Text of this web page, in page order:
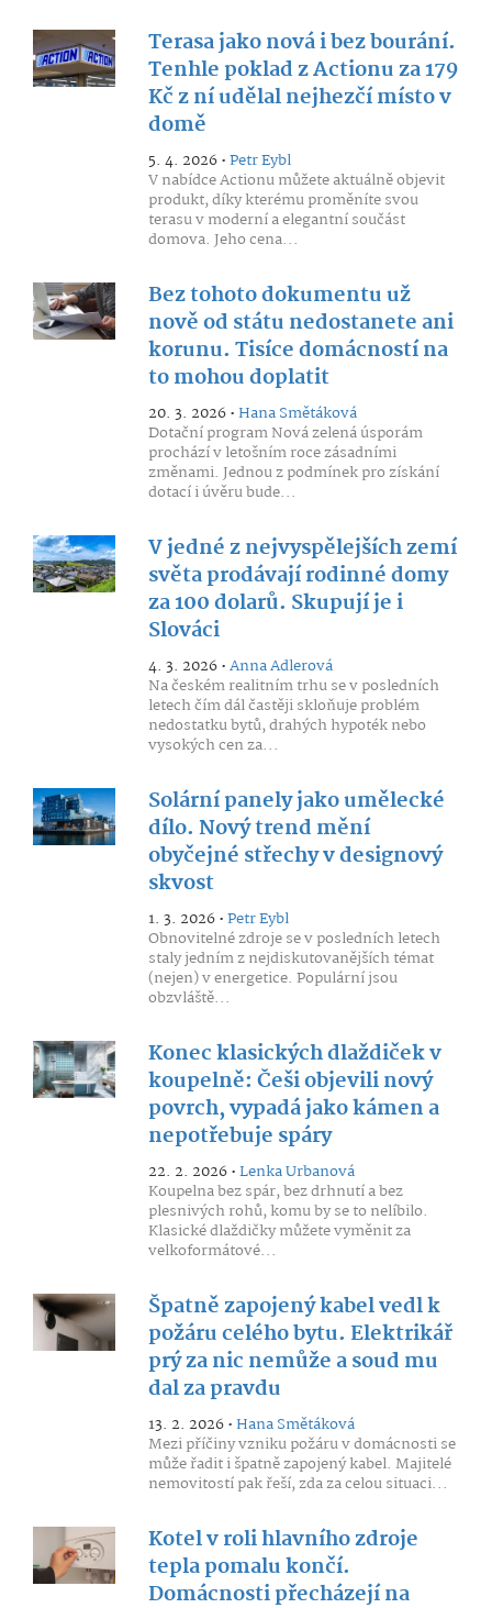
Terasa jako nová i bez bourání.
Tenhle poklad z Actionu za 179
Kč z ní udělal nejhezčí místo v
domě
5. 4. 2026 •Petr Eybl
V nabídce Actionu můžete aktuálně objevit
produkt, díky kterému proměníte svou
terasu v moderní a elegantní součást
domova. Jeho cena...
Bez tohoto dokumentu už
nově od státu nedostanete ani
korunu. Tisíce domácností na
to mohou doplatit
20. 3. 2026 •Hana Smětáková
Dotační program Nová zelená úsporám
prochází v letošním roce zásadními
změnami. Jednou z podmínek pro získání
dotací i úvěru bude...
V jedné z nejvyspělejších zemí
světa prodávají rodinné domy
za 100 dolarů. Skupují je i
Slováci
4. 3. 2026 •Anna Adlerová
Na českém realitním trhu se v posledních
letech čím dál častěji skloňuje problém
nedostatku bytů, drahých hypoték nebo
vysokých cen za...
Solární panely jako umělecké
dílo. Nový trend mění
obyčejné střechy v designový
skvost
1. 3. 2026 •Petr Eybl
Obnovitelné zdroje se v posledních letech
staly jedním z nejdiskutovanějších témat
(nejen) v energetice. Populární jsou
obzvláště...
Konec klasických dlaždiček v
koupelně: Češi objevili nový
povrch, vypadá jako kámen a
nepotřebuje spáry
22. 2. 2026 •Lenka Urbanová
Koupelna bez spár, bez drhnutí a bez
plesnivých rohů, komu by se to nelíbilo.
Klasické dlaždičky můžete vyměnit za
velkoformátové...
Špatně zapojený kabel vedl k
požáru celého bytu. Elektrikář
prý za nic nemůže a soud mu
dal za pravdu
13. 2. 2026 •Hana Smětáková
Mezi příčiny vzniku požáru v domácnosti se
může řadit i špatně zapojený kabel. Majitelé
nemovitostí pak řeší, zda za celou situaci...
Kotel v roli hlavního zdroje
tepla pomalu končí.
Domácnosti přecházejí na